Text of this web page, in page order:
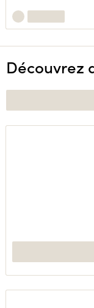
Découvrez